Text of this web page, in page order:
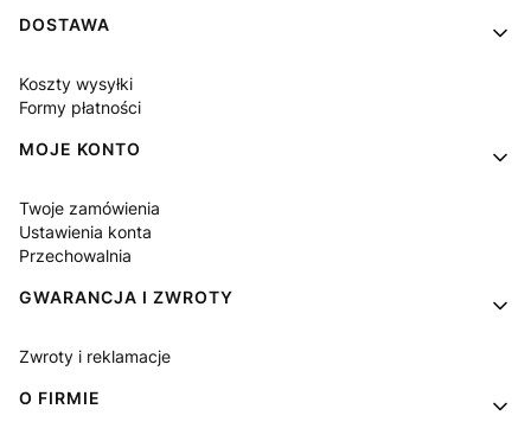
DOSTAWA
Koszty wysyłki
Formy płatności
MOJE KONTO
Twoje zamówienia
Ustawienia konta
Przechowalnia
GWARANCJA I ZWROTY
Zwroty i reklamacje
O FIRMIE